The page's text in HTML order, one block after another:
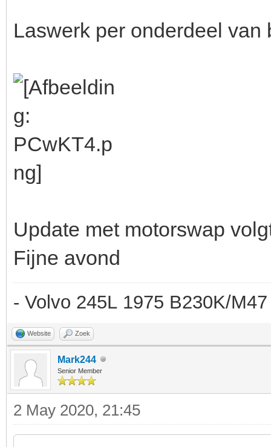
Laswerk per onderdeel van
Update met motorswap
Fijne avond
- Volvo 245L 1975 B230K/
Website Zoek
Mark244
Senior Member
2 May 2020, 21:45